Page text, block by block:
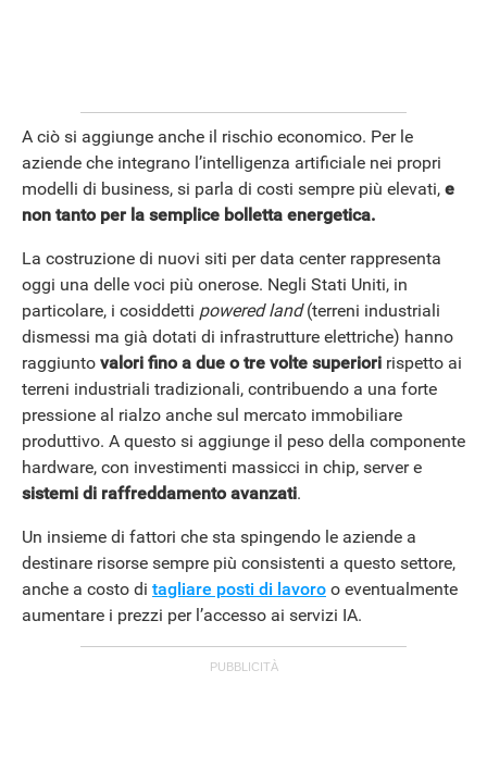
A ciò si aggiunge anche il rischio economico. Per le
aziende che integrano l’intelligenza artificiale nei propri
modelli di business, si parla di costi sempre più elevati, e
non tanto per la semplice bolletta energetica.
La costruzione di nuovi siti per data center rappresenta
oggi una delle voci più onerose. Negli Stati Uniti, in
particolare, i cosiddetti powered land(terreni industriali
dismessi ma già dotati di infrastrutture elettriche) hanno
raggiunto valori fino a due o tre volte superiori rispetto ai
terreni industriali tradizionali, contribuendo a una forte
pressione al rialzo anche sul mercato immobiliare
produttivo. A questo si aggiunge il peso della componente
hardware, con investimenti massicci in chip, server e
sistemi di raffreddamento avanzati.
Un insieme di fattori che sta spingendo le aziende a
destinare risorse sempre più consistenti a questo settore,
anche a costo di tagliare posti di lavoro o eventualmente
aumentare i prezzi per l’accesso ai servizi IA.